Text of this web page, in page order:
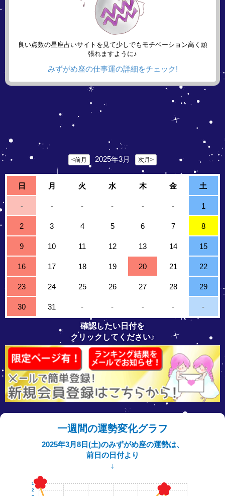
良い点数の星座占いサイトを見て少しでもモチベーション高く頑
張れますように♪
みずがめ座の仕事運の詳細をチェック!
<前月 2025年3月 次月>
日 月 火 水 木 金 土
- - - - - - 1
2 3 4 5 6 7 8
9 10 11 12 13 14 15
16 17 18 19 20 21 22
23 24 25 26 27 28 29
30 31 - - - - -
確認したい日付を
クリックしてください♪
一週間の運勢変化グラフ
2025年3月8日(土)のみずがめ座の運勢は、
前日の日付より
↓
2
1